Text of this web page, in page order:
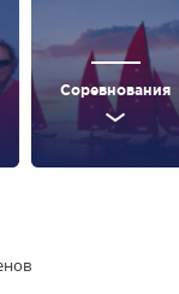
Соревнования